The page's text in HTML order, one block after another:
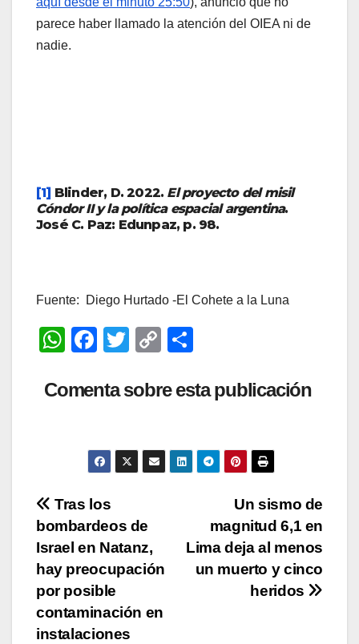
parece haber llamado la atención del OIEA ni de
nadie.
[1] Blinder, D. 2022. El proyecto del misil
Cóndor II y la política espacial argentina.
José C. Paz: Edunpaz, p. 98.
Fuente: Diego Hurtado -El Cohete a la Luna
W
at
F
c
b
o
k
T
tt
C
p
Li
n
m
ar
tir
Comenta sobre esta publicación
Navegación
de
entradas
Un sismo de
magnitud 6,1 en
Lima deja al menos
un muerto y cinco
heridos
Tras los
bombardeos de
Israel en Natanz,
hay preocupación
por posible
contaminación en
instalaciones